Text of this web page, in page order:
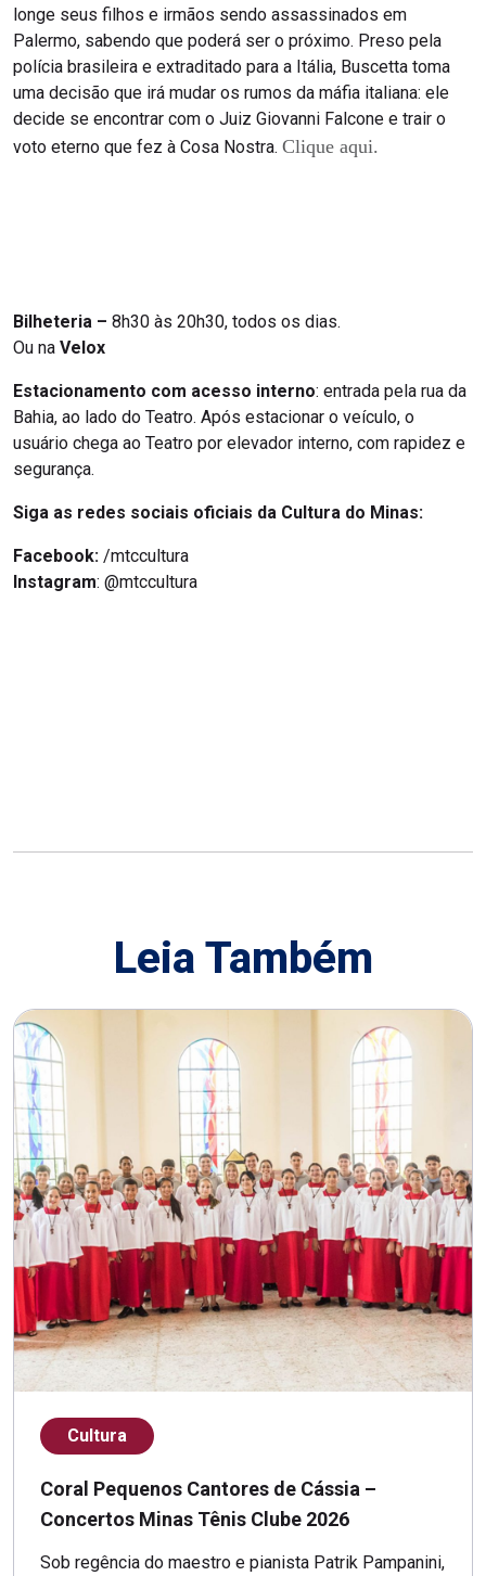
longe seus filhos e irmãos sendo assassinados em
Palermo, sabendo que poderá ser o próximo. Preso pela
polícia brasileira e extraditado para a Itália, Buscetta toma
uma decisão que irá mudar os rumos da máfia italiana: ele
decide se encontrar com o Juiz Giovanni Falcone e trair o
voto eterno que fez à Cosa Nostra. Clique aqui.
Bilheteria – 8h30 às 20h30, todos os dias.
Ou na Velox
Estacionamento com acesso interno: entrada pela rua da
Bahia, ao lado do Teatro. Após estacionar o veículo, o
usuário chega ao Teatro por elevador interno, com rapidez e
segurança.
Siga as redes sociais oficiais da Cultura do Minas:
Facebook: /mtccultura
Instagram: @mtccultura
Leia Também
Cultura
Coral Pequenos Cantores de Cássia –
Concertos Minas Tênis Clube 2026
Sob regência do maestro e pianista Patrik Pampanini,